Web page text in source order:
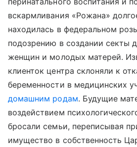
вскармливания «Рожана»
находилась в федеральном
подозрению в создании секты
женщин и молодых матерей.
клиенток центра склоняли к
беременности в медицинских
домашним родам. Будущие
воздействием
бросали семьи, переписывая
имущество в собственность